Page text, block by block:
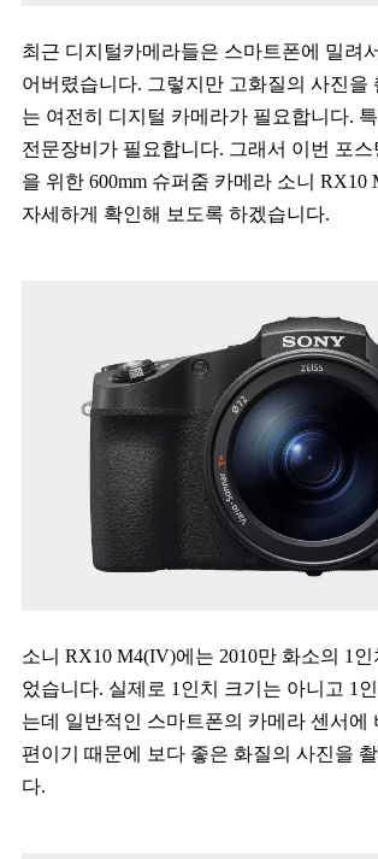
최근 디지털카메라들은 스마트폰에 밀려
어버렸습니다. 그렇지만 고화질의 사진을
는 여전히 디지털 카메라가 필요합니다.
전문장비가 필요합니다. 그래서 이번 포
을 위한 600mm 슈퍼줌 카메라 소니 RX10
자세하게 확인해 보도록 하겠습니다.
소니 RX10 M4(IV)에는 2010만 화소의 1
었습니다. 실제로 1인치 크기는 아니고 1
는데 일반적인 스마트폰의 카메라 센서에
편이기 때문에 보다 좋은 화질의 사진을
다.